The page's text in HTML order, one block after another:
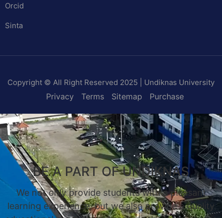
Orcid
Sinta
Copyright © All Right Reserved 2025 | Undiknas University
Privacy Terms Sitemap Purchase
BE A PART OF UNDIKNAS
We not only provide students with a pleasant
learning experience, but we also provide a quality